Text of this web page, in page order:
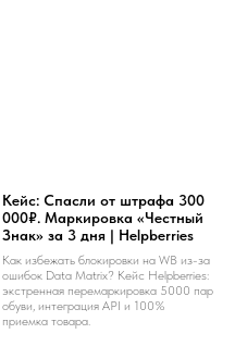
Кейс: Спасли от штрафа 300
000₽. Маркировка «Честный
Знак» за 3 дня | Helpberries
Как избежать блокировки на WB из-за
ошибок Data Matrix? Кейс Helpberries:
экстренная перемаркировка 5000 пар
обуви, интеграция API и 100%
приемка товара.